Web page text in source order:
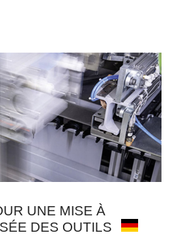
UNE MISE À
DES OUTILS